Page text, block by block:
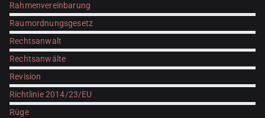
Rahmenvereinbarung
Raumordnungsgesetz
Rechtsanwalt
Rechtsanwälte
Revision
Richtlinie 2014/23/EU
Rüge